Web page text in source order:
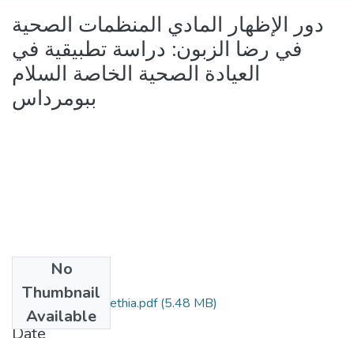
دور الإظهار المادي المنظمات الصحية
في رضا الزبون: دراسة تطبيقية في
العيادة الصحية الخاصة السلام
ببومرداس
No
Thumbnail
Available
Bokreta benmira fethia.pdf(5.48 MB)
Date